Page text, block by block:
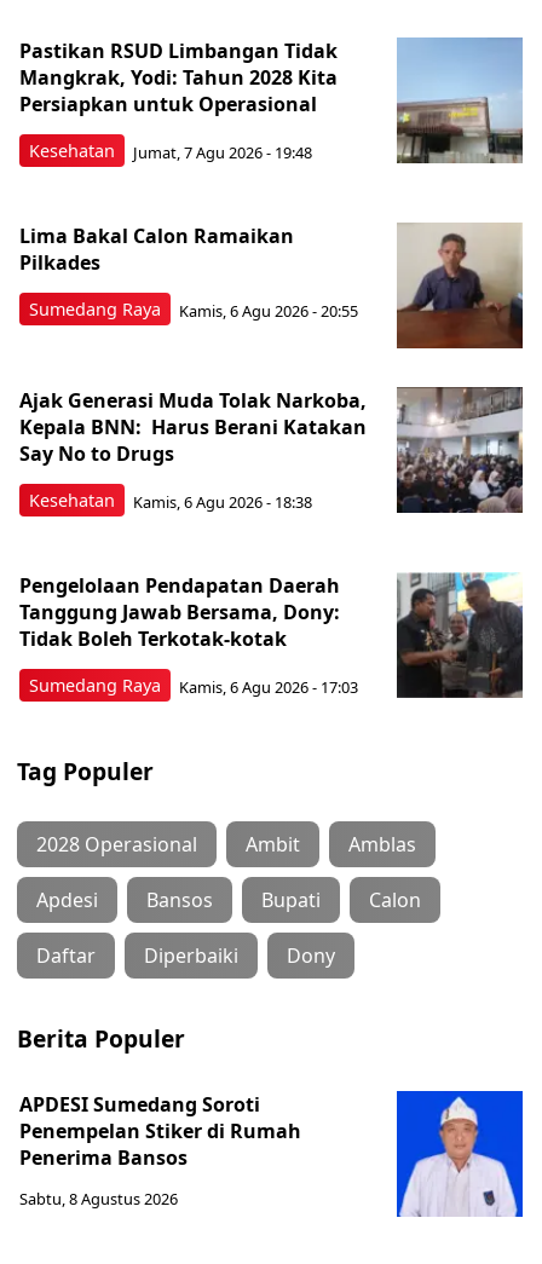
Kesehatan
Pastikan RSUD Limbangan Tidak
Mangkrak, Yodi: Tahun 2028 Kita
Persiapkan untuk Operasional
Jumat, 7 Agu 2026 - 19:48
Sumedang Raya
Lima Bakal Calon Ramaikan
Pilkades
Kamis, 6 Agu 2026 - 20:55
Kesehatan
Ajak Generasi Muda Tolak Narkoba,
Kepala BNN: Harus Berani Katakan
Say No to Drugs
Kamis, 6 Agu 2026 - 18:38
Sumedang Raya
Pengelolaan Pendapatan Daerah
Tanggung Jawab Bersama, Dony:
Tidak Boleh Terkotak-kotak
Kamis, 6 Agu 2026 - 17:03
Tag Populer
2028 Operasional Ambit Amblas
Apdesi Bansos Bupati Calon
Daftar Diperbaiki Dony
Berita Populer
APDESI Sumedang Soroti
Penempelan Stiker di Rumah
Penerima Bansos
Sabtu, 8 Agustus 2026